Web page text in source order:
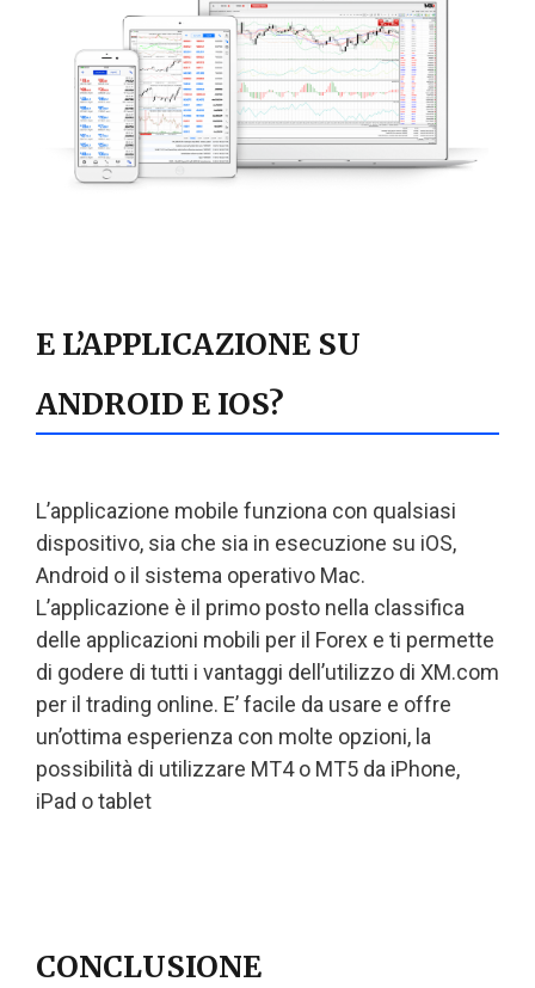
E L’APPLICAZIONE SU
ANDROID E IOS?
L’applicazione mobile funziona con qualsiasi
dispositivo, sia che sia in esecuzione su iOS,
Android o il sistema operativo Mac.
L’applicazione è il primo posto nella classifica
delle applicazioni mobili per il Forex e ti permette
di godere di tutti i vantaggi dell’utilizzo di XM.com
per il trading online. E’ facile da usare e offre
un’ottima esperienza con molte opzioni, la
possibilità di utilizzare MT4 o MT5 da iPhone,
iPad o tablet
CONCLUSIONE